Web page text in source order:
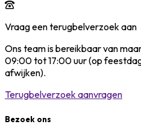
Vraag een terugbelverzoek aan
Ons team is bereikbaar van
09:00 tot 17:00 uur (op
afwijken).
Terugbelverzoek aanvragen
Bezoek ons